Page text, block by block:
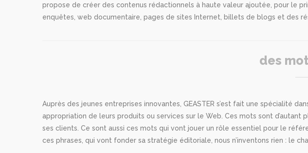
propose de créer des contenus rédactionnels à haute valeur ajoutée, pour le
enquêtes, web documentaire, pages de sites Internet, billets de blogs et des
des
Auprès des jeunes entreprises innovantes, GEASTER s’est fait une spécialité
appropriation de leurs produits ou services sur le Web. Ces mots sont d’autant
ses clients. Ce sont aussi ces mots qui vont jouer un rôle essentiel pour le
ces phrases, qui vont fonder sa stratégie éditoriale, nous n’inventons rien : le